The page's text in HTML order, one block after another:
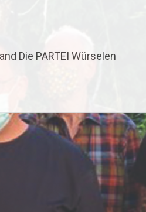
Die PARTEI Würselen